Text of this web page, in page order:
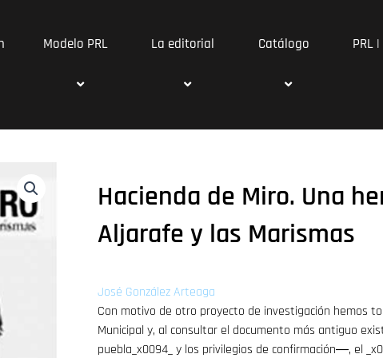
Modelo PRL La editorial Catálogo PRL
Hacienda de Miro. Una
Aljarafe y las Marismas
José González Arteaga
Con motivo de otro proyecto de investigación hemos
Municipal y, al consultar el documento más antiguo
puebla_x0094_ y los privilegios de confirmación―, el